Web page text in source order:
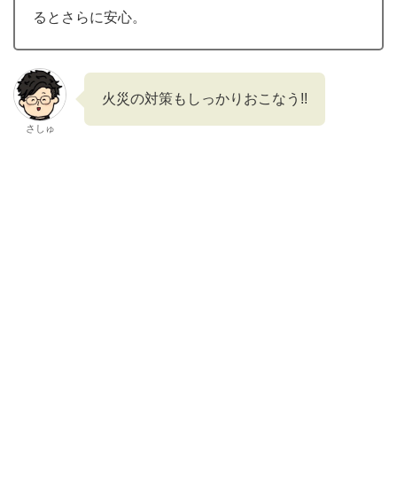
るとさらに安心。
さしゅ
火災の対策もしっかりおこなう!!